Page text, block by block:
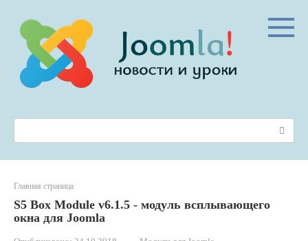
контенту
Главная страница
S5 Box Module v6.1.5 - модуль всплывающего
окна для Joomla